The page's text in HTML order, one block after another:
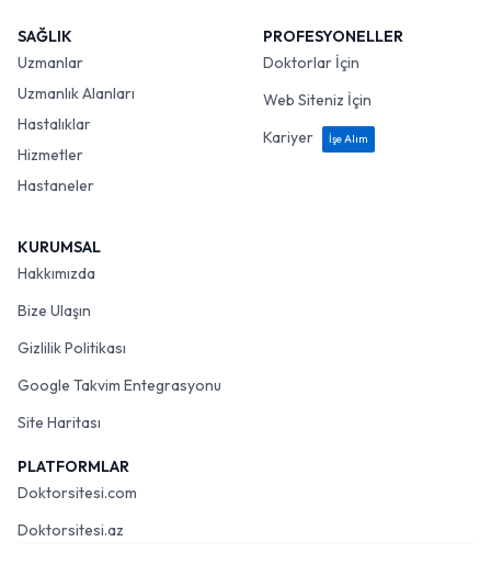
SAĞLIK
Uzmanlar
Uzmanlık Alanları
Hastalıklar
Hizmetler
Hastaneler
PROFESYONELLER
Doktorlar İçin
Web Siteniz İçin
Kariyer
İşe Alım
KURUMSAL
Hakkımızda
Bize Ulaşın
Gizlilik Politikası
Google Takvim Entegrasyonu
Site Haritası
PLATFORMLAR
Doktorsitesi.com
Doktorsitesi.az